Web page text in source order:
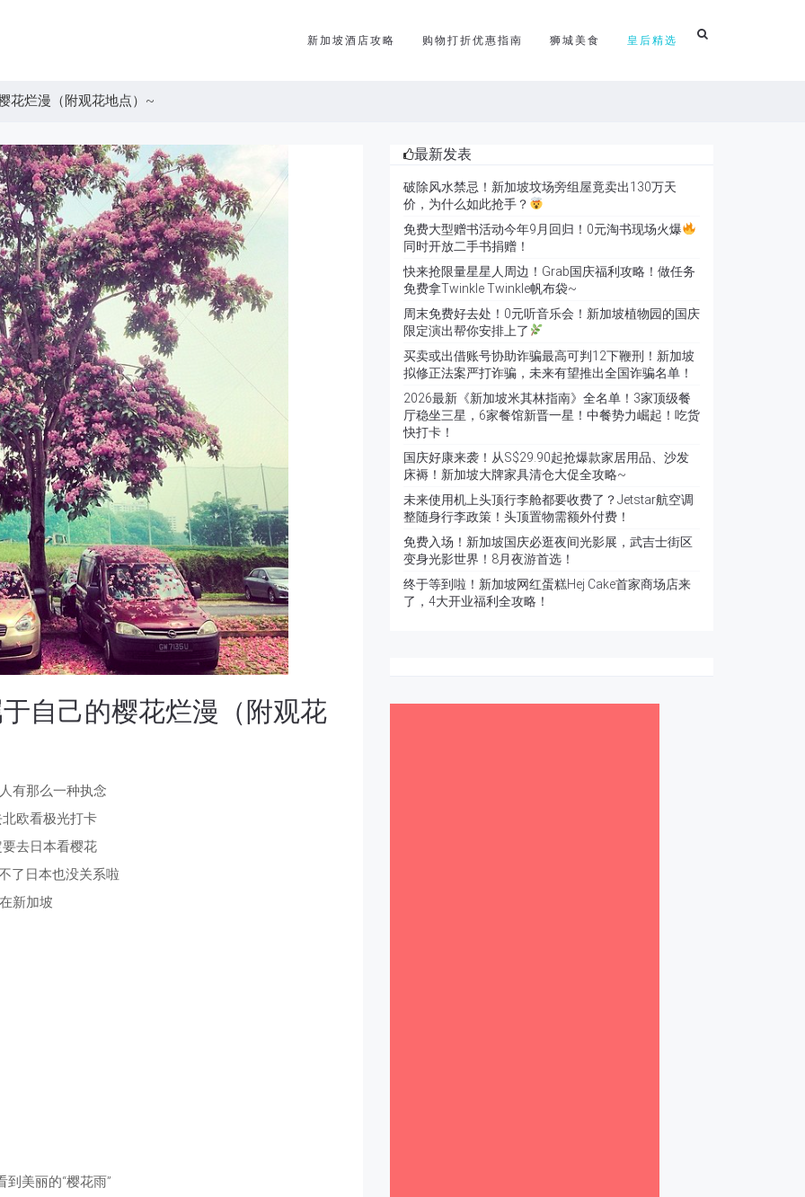
新加坡酒店攻略 购物打折优惠指南 狮城美食 皇后精选
花烂漫（附观花地点）~
自己的樱花烂漫（附观花
有那么一种执念
欧看极光打卡
去日本看樱花
了日本也没关系啦
在新加坡
到美丽的“樱花雨”
最新发表
破除风水禁忌！新加坡坟场旁组屋竟卖出130万天
价，为什么如此抢手？
免费大型赠书活动今年9月回归！0元淘书现场火爆
同时开放二手书捐赠！
快来抢限量星星人周边！Grab国庆福利攻略！做任务
免费拿Twinkle Twinkle帆布袋~
周末免费好去处！0元听音乐会！新加坡植物园的国庆
限定演出帮你安排上了
买卖或出借账号协助诈骗最高可判12下鞭刑！新加坡
拟修正法案严打诈骗，未来有望推出全国诈骗名单！
2026最新《新加坡米其林指南》全名单！3家顶级餐
厅稳坐三星，6家餐馆新晋一星！中餐势力崛起！吃货
快打卡！
国庆好康来袭！从S$29.90起抢爆款家居用品、沙发
床褥！新加坡大牌家具清仓大促全攻略~
未来使用机上头顶行李舱都要收费了？Jetstar航空调
整随身行李政策！头顶置物需额外付费！
免费入场！新加坡国庆必逛夜间光影展，武吉士街区
变身光影世界！8月夜游首选！
终于等到啦！新加坡网红蛋糕Hej Cake首家商场店来
了，4大开业福利全攻略！